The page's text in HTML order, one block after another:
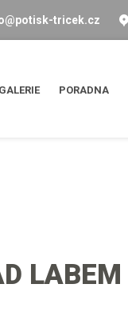
tricek.cz
PORADNA
LABEM